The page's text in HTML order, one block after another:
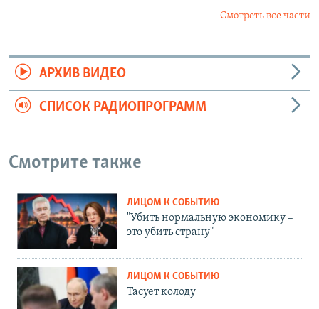
Смотреть все части
АРХИВ ВИДЕО
СПИСОК РАДИОПРОГРАММ
Смотрите также
ЛИЦОМ К СОБЫТИЮ
"Убить нормальную экономику –
это убить страну"
ЛИЦОМ К СОБЫТИЮ
Тасует колоду